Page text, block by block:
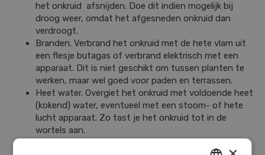
het onkruid afsnijden. Doe dit indien mogelijk bij
droog weer, omdat het afgesneden onkruid dan
verdroogt.
Branden. Verbrand het onkruid met de hete vlam uit
een flesje butagas of verbrand elektrisch met een
apparaat. Dit is niet geschikt om tussen planten te
werken, maar wel goed voor paden en terrassen.
Heet water. Overgiet het onkruid met voldoende heet
(kokend) water, eventueel met een stoom- of hete
lucht apparaat. Zo tast je het onkruid tot in de
wortels aan.
Borstelen. Met een onkruidborstel of -bezem zijn de